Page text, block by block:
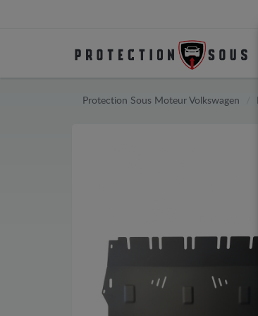
Protection Sous Moteur Volkswagen